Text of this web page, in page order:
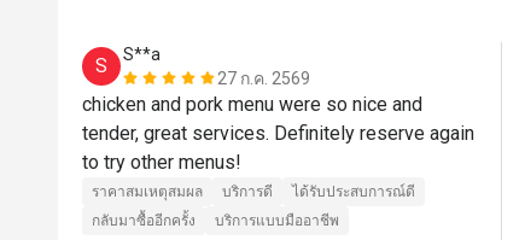
S
S**a
27 ก.ค. 2569
chicken and pork menu were so nice and
tender, great services. Definitely reserve again
to try other menus!
ราคาสมเหตุสมผล บริการดี
ได้รับประสบการณ์ดี
กลับมาซื้ออีกครั้ง
บริการแบบมืออาชีพ